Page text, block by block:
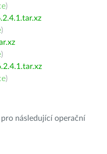
)
)
)
)
následující operační